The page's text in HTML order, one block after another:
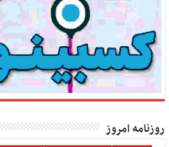
روزنامه امروز